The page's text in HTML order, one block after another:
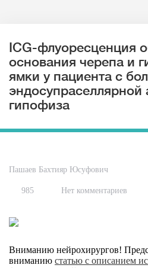
ICG-флуоресценция
основания черепа и
ямки у пациента с
эндосупраселлярной
гипофиза
Пашаев Бахтияр Юсуфович
985 Нет комментариев
Вниманию нейрохирургов!
вниманию статью с описанием